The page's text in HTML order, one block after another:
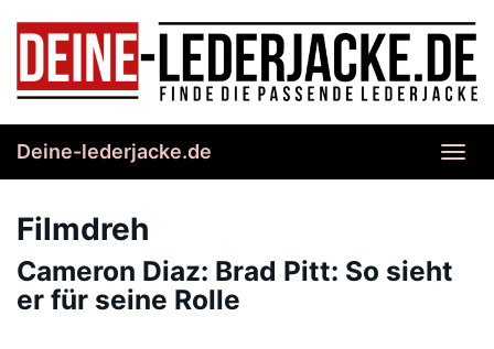
content
Deine-lederjacke.de
Filmdreh
Cameron Diaz: Brad Pitt: So sieht
er für seine Rolle